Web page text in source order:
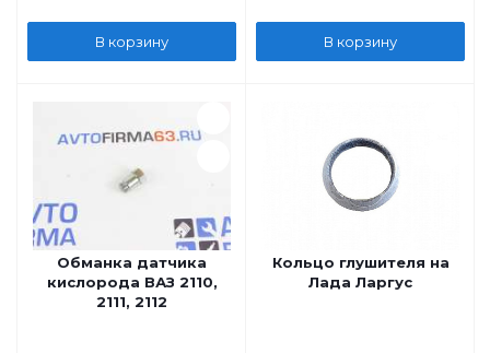
В корзину В корзину
Обманка датчика
кислорода ВАЗ 2110,
2111, 2112
Кольцо глушителя на
Лада Ларгус